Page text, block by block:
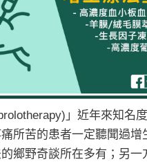
」近年來知名
所苦的患者一定聽聞過增
鄉野奇談所在多有；另一